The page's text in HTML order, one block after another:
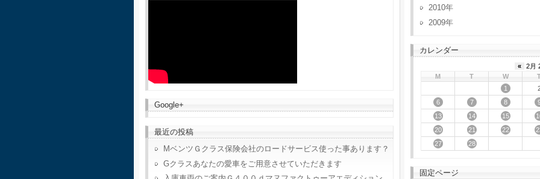
Google+
最近の投稿
MベンツＧクラス保険会社のロードサービス使った事あります？
Gクラスあなたの愛車をご用意させていただきます
2010
2009
カレンダー
« 2月
M
T W
1
6
7 8
13
14 15
20
21 22
27
28
固定ページ